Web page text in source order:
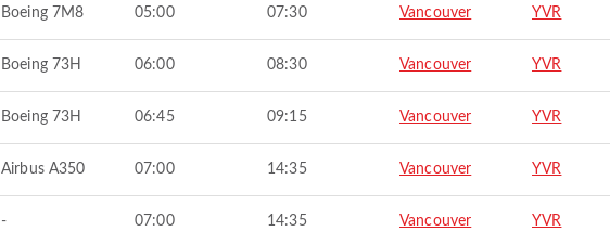
Boeing 7M8 05:00 07:30 Vancouver YVR
Boeing 73H 06:00 08:30 Vancouver YVR
Boeing 73H 06:45 09:15 Vancouver YVR
Airbus A350 07:00 14:35 Vancouver YVR
- 07:00 14:35 Vancouver YVR